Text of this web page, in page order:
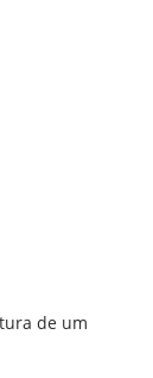
de um